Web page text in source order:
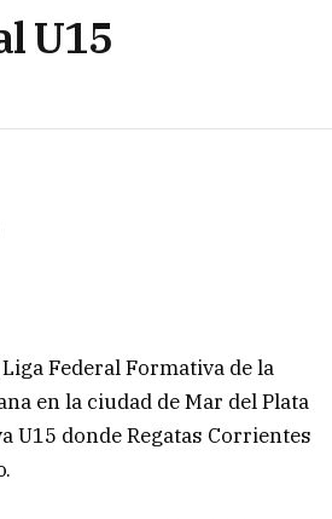
U15
Federal Formativa de la
en la ciudad de Mar del Plata
U15 donde Regatas Corrientes